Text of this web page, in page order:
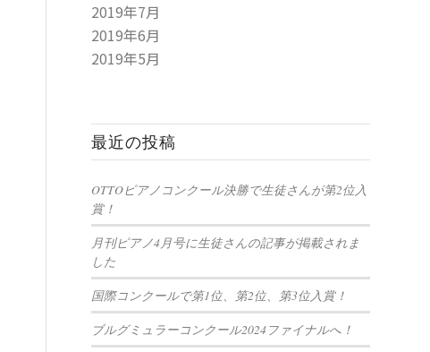
2019年7月
2019年6月
2019年5月
最近の投稿
OTTOピアノコンクール決勝で生徒さんが第2位入
賞！
月刊ピアノ4月号に生徒さんの記事が掲載されま
した
国際コンクールで第1位、第2位、第3位入賞！
ブルグミュラーコンクール2024ファイナルへ！